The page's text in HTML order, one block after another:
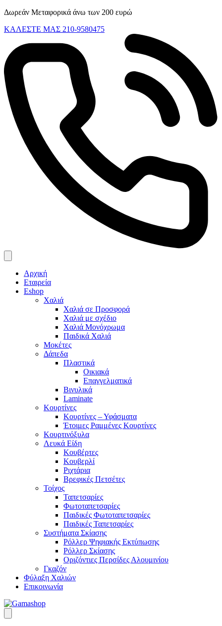
Skip
content
Δωρεάν Μεταφορικά άνω των 200 ευρώ
ΚΑΛΕΣΤΕ ΜΑΣ 210-9580475
Αρχική
Εταιρεία
Eshop
Χαλιά
Χαλιά σε Προσφορά
Χαλιά με σχέδιο
Χαλιά Μονόχρωμα
Παιδικά Χαλιά
Μοκέτες
Δάπεδα
Πλαστικά
Οικιακά
Επαγγελματικά
Βινυλικά
Laminate
Κουρτίνες
Κουρτίνες – Υφάσματα
Έτοιμες Ραμμένες Κουρτίνες
Κουρτινόξυλα
Λευκά Είδη
Κουβέρτες
Κουβερλί
Ριχτάρια
Βρεφικές Πετσέτες
Τοίχος
Ταπετσαρίες
Φωτοταπετσαρίες
Παιδικές Φωτοταπετσαρίες
Παιδικές Ταπετσαρίες
Συστήματα Σκίασης
Ρόλλερ Ψηφιακής Εκτύπωσης
Ρόλλερ Σκίασης
Οριζόντιες Περσίδες Αλουμινίου
Γκαζόν
Φύλαξη Χαλιών
Επικοινωνία